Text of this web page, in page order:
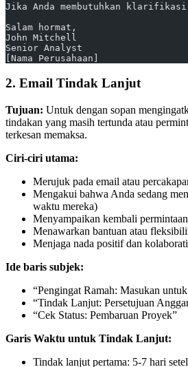
Jika Anda membutuhkan
Salam hormat,
John Mitchell
Senior Analyst
[Nama Perusahaan]
2. Email Tindak Lanjut
Tujuan: Untuk dengan sopan
tindakan yang masih tertunda atau
terkesan memaksa.
Ciri-ciri utama:
Merujuk pada email atau
Mengakui bahwa Anda sedang
waktu mereka)
Menyampaikan kembali
Menawarkan bantuan atau
Menjaga nada positif dan
Ide baris subjek:
“Pengingat Ramah: Masukan
“Tindak Lanjut: Persetujuan
“Cek Status: Pembaruan Proyek”
Garis Waktu untuk Tindak Lanjut:
Tindak lanjut pertama: 5-7 hari